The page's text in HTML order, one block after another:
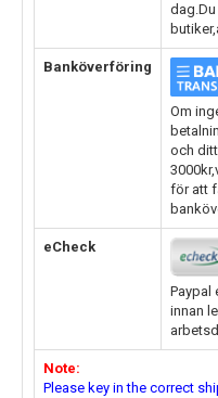
Banköverföring
Om
och
för att
eCheck
Paypal
innan
Note:
Please key in the correct